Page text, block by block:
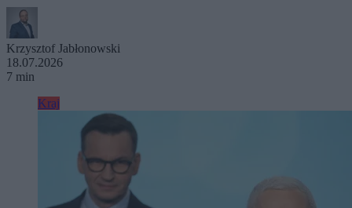
Krzysztof Jabłonowski
18.07.2026
7 min
Kraj